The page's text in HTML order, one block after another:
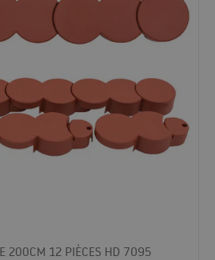
200CM 12 PIÈCES HD 7095